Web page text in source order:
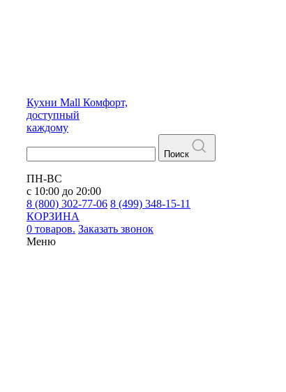
Кухни Mall Комфорт,
доступный
каждому
Поиск
ПН-ВС
с 10:00 до 20:00
8 (800) 302-77-06 8 (499) 348-15-11
КОРЗИНА
0 товаров. Заказать звонок
Меню